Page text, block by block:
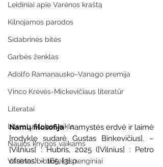
Leidiniai apie Varėnos kraštą
Kilnojamos parodos
Sidabrinės bitės
Garbės ženklas
Adolfo Ramanausko–Vanago premija
Vinco Krėvės-Mickevičiaus literatūr
Literatai
Literatų klubo veikla
Naujos knygos vaikams
Varėnos bibliotekos renginiai
Namų filosofija : namystės erdvė ir laimė
[rodyklę sudarė Gustas Binkevičius]. –
[Vilnius] : Hubris, 2025 ([Vilnius] : Petro
ofsetas). – 165, [3] p.